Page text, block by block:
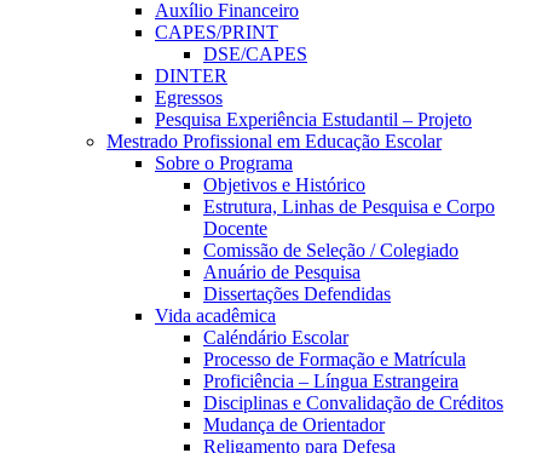
Auxílio Financeiro
CAPES/PRINT
DSE/CAPES
DINTER
Egressos
Pesquisa Experiência Estudantil – Projeto
Mestrado Profissional em Educação Escolar
Sobre o Programa
Objetivos e Histórico
Estrutura, Linhas de Pesquisa e Corpo
Docente
Comissão de Seleção / Colegiado
Anuário de Pesquisa
Dissertações Defendidas
Vida acadêmica
Caléndário Escolar
Processo de Formação e Matrícula
Proficiência – Língua Estrangeira
Disciplinas e Convalidação de Créditos
Mudança de Orientador
Religamento para Defesa